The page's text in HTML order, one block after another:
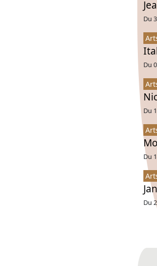
Du
Du
Du
Du
Du